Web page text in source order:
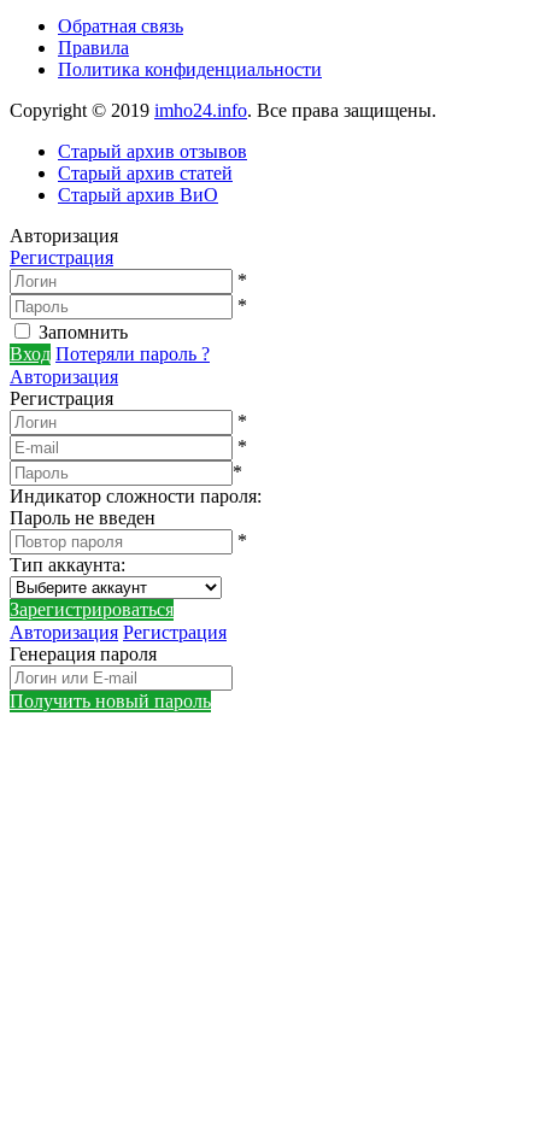
Обратная связь
Правила
Политика конфиденциальности
Copyright © 2019 imho24.info. Все права защищены.
Старый архив отзывов
Старый архив статей
Старый архив ВиО
Авторизация
Регистрация
*
*
Запомнить
Вход Потеряли пароль ?
Авторизация
Регистрация
*
*
*
Индикатор сложности пароля:
Пароль не введен
*
Тип аккаунта:
Зарегистрироваться
Авторизация Регистрация
Генерация пароля
Получить новый пароль